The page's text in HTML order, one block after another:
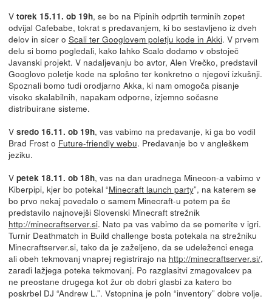
V torek 15.11. ob 19h, se bo na Pipinih odprtih terminih zopet
odvijal Cafebabe, tokrat s predavanjem, ki bo sestavljeno iz dveh
delov in sicer o Scali ter Googlovem poletju kode in Akki. V prvem
delu si bomo pogledali, kako lahko Scalo dodamo v obstoječ
Javanski projekt. V nadaljevanju bo avtor, Alen Vrečko, predstavil
Googlovo poletje kode na splošno ter konkretno o njegovi izkušnji.
Spoznali bomo tudi orodjarno Akka, ki nam omogoča pisanje
visoko skalabilnih, napakam odporne, izjemno sočasne
distribuirane sisteme.
V sredo 16.11. ob 19h, vas vabimo na predavanje, ki ga bo vodil
Brad Frost o Future-friendly webu. Predavanje bo v angleškem
jeziku.
V petek 18.11. ob 18h, vas na dan uradnega Minecon-a vabimo v
Kiberpipi, kjer bo potekal “Minecraft launch party”, na katerem se
bo prvo nekaj povedalo o samem Minecraft-u potem pa še
predstavilo najnovejši Slovenski Minecraft strežnik
http://minecraftserver.si. Nato pa vas vabimo da se pomerite v igri.
Turnir Deathmatch in Build challenge bosta potekala na strežniku
Minecraftserver.si, tako da je zaželjeno, da se udeleženci enega
ali obeh tekmovanj vnaprej registrirajo na http://minecraftserver.si/,
zaradi lažjega poteka tekmovanj. Po razglasitvi zmagovalcev pa
ne preostane drugega kot žur ob dobri glasbi za katero bo
poskrbel DJ “Andrew L.”. Vstopnina je poln “inventory” dobre volje.